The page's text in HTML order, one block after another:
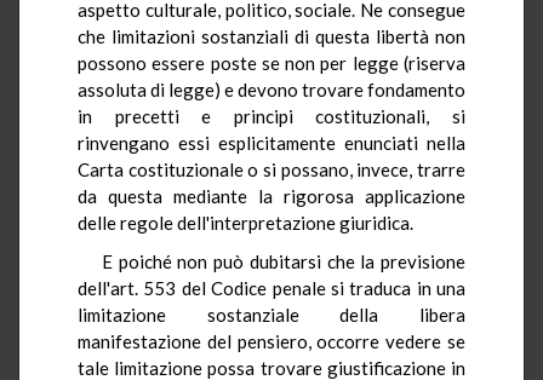
aspetto culturale, politico, sociale. Ne consegue
che limitazioni sostanziali di questa libertà non
possono essere poste se non per legge (riserva
assoluta di legge) e devono trovare fondamento
in precetti e principi costituzionali, si
rinvengano essi esplicitamente enunciati nella
Carta costituzionale o si possano, invece, trarre
da questa mediante la rigorosa applicazione
delle regole dell'interpretazione giuridica.
E poiché non può dubitarsi che la previsione
dell'art. 553 del Codice penale si traduca in una
limitazione sostanziale della libera
manifestazione del pensiero, occorre vedere se
tale limitazione possa trovare giustificazione in